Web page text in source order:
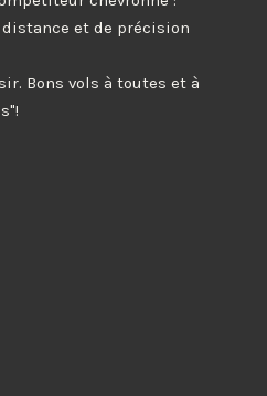
et de précision
Bons vols à toutes et à